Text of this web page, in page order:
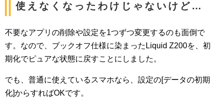
使えなくなったわけじゃないけど…
不要なアプリの削除や設定を1つずつ変更するのも面倒で
す。なので、ブックオフ仕様に染まったLiquid Z200を、初
期化でピュアな状態に戻すことにしました。
でも、普通に使えているスマホなら、設定の[データの初期
化]からすればOKです。